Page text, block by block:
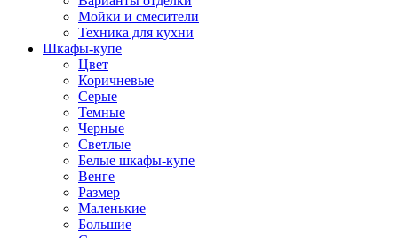
Мойки и смесители
Техника для кухни
Шкафы-купе
Цвет
Коричневые
Серые
Темные
Черные
Светлые
Белые шкафы-купе
Венге
Размер
Маленькие
Большие